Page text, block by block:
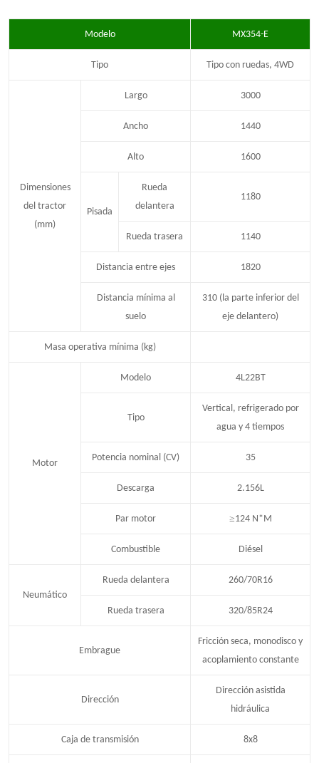
Modelo MX354-E
Tipo Tipo con ruedas, 4WD
Dimensiones
del tractor
(mm)
Largo 3000
Ancho 1440
Alto 1600
Pisada
Rueda
delantera
1180
Rueda trasera 1140
Distancia entre ejes 1820
Distancia mínima al
suelo
310 (la parte inferior del
eje delantero)
Masa operativa mínima (kg)
Motor
Modelo 4L22BT
Tipo
Vertical, refrigerado por
agua y 4 tiempos
Potencia nominal (CV) 35
Descarga 2.156L
Par motor ≥124 N*M
Combustible Diésel
Neumático
Rueda delantera 260/70R16
Rueda trasera 320/85R24
Embrague
Fricción seca, monodisco y
acoplamiento constante
Dirección
Dirección asistida
hidráulica
Caja de transmisión 8x8